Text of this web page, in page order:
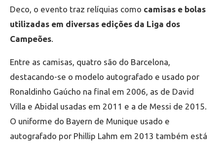
Deco, o evento traz relíquias como camisas e bolas
utilizadas em diversas edições da Liga dos
Campeões.
Entre as camisas, quatro são do Barcelona,
destacando-se o modelo autografado e usado por
Ronaldinho Gaúcho na final em 2006, as de David
Villa e Abidal usadas em 2011 e a de Messi de 2015.
O uniforme do Bayern de Munique usado e
autografado por Phillip Lahm em 2013 também está